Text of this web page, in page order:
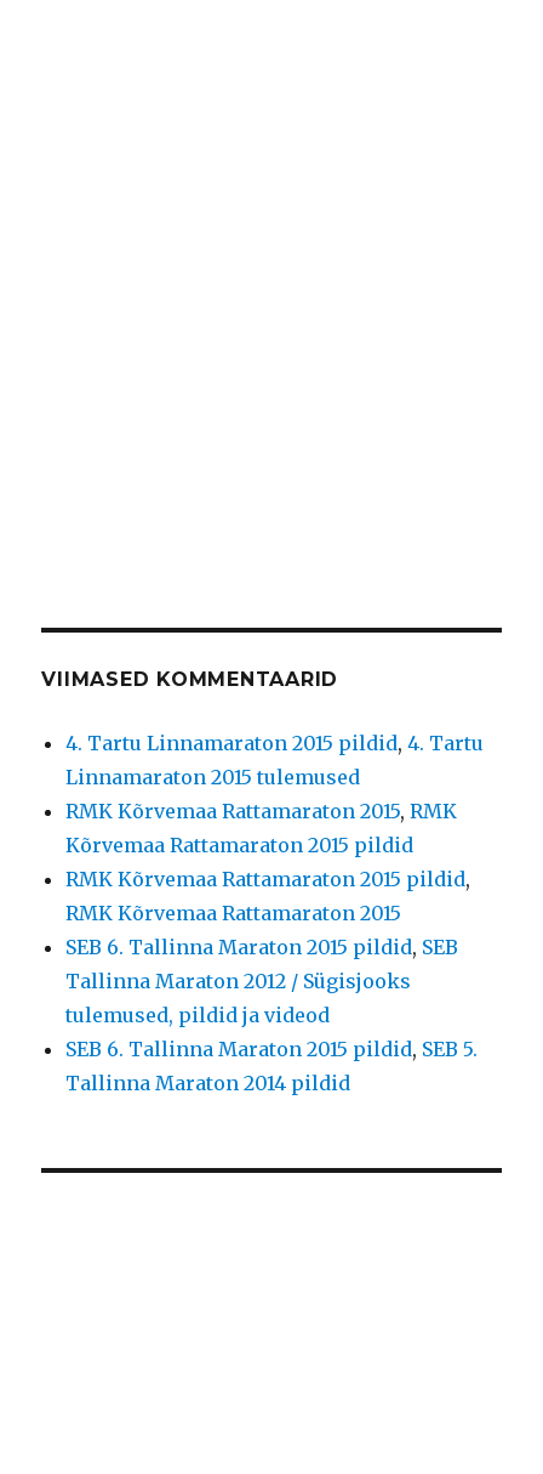
VIIMASED KOMMENTAARID
4. Tartu Linnamaraton 2015 pildid,4. Tartu
Linnamaraton 2015 tulemused
RMK Kõrvemaa Rattamaraton 2015,RMK
Kõrvemaa Rattamaraton 2015 pildid
RMK Kõrvemaa Rattamaraton 2015 pildid,
RMK Kõrvemaa Rattamaraton 2015
SEB 6. Tallinna Maraton 2015 pildid, SEB
Tallinna Maraton 2012 / Sügisjooks
tulemused, pildid ja videod
SEB 6. Tallinna Maraton 2015 pildid, SEB 5.
Tallinna Maraton 2014 pildid